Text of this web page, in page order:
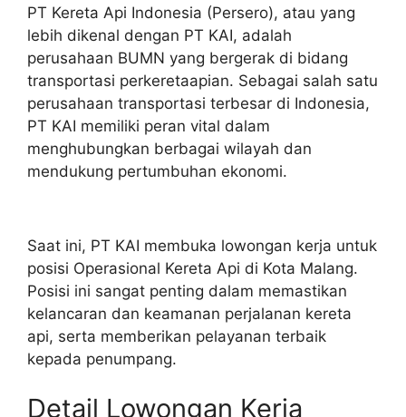
PT Kereta Api Indonesia (Persero), atau yang
lebih dikenal dengan PT KAI, adalah
perusahaan BUMN yang bergerak di bidang
transportasi perkeretaapian. Sebagai salah satu
perusahaan transportasi terbesar di Indonesia,
PT KAI memiliki peran vital dalam
menghubungkan berbagai wilayah dan
mendukung pertumbuhan ekonomi.
Saat ini, PT KAI membuka lowongan kerja untuk
posisi Operasional Kereta Api di Kota Malang.
Posisi ini sangat penting dalam memastikan
kelancaran dan keamanan perjalanan kereta
api, serta memberikan pelayanan terbaik
kepada penumpang.
Detail Lowongan Kerja